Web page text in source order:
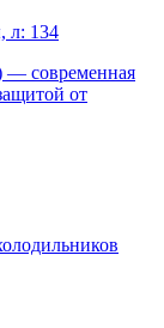
л: 134
— современная
от